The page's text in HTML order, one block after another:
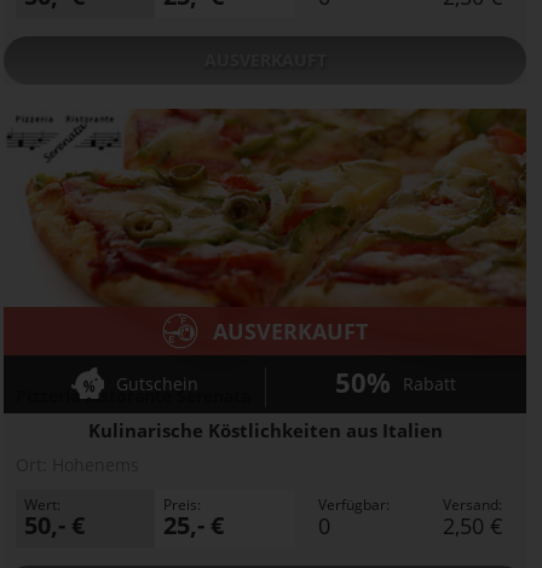
Pizzeria Ristorante Serenata
Kulinarische Köstlichkeiten aus Italien
AUSVERKAUFT
Gutschein 50% Rabatt
Wert:
50,- €
Preis:
25,- €
Verfügbar:
0
Versand:
2,50 €